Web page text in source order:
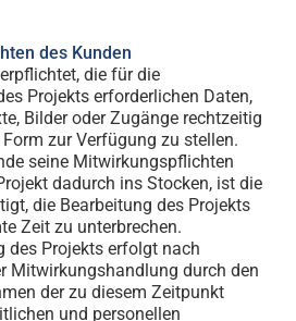
des Kunden
die für die
Projekts erforderlichen Daten,
Bilder oder Zugänge rechtzeitig
zur Verfügung zu stellen.
seine Mitwirkungspflichten
dadurch ins Stocken, ist die
die Bearbeitung des Projekts
Zeit zu unterbrechen.
des Projekts erfolgt nach
Mitwirkungshandlung durch den
der zu diesem Zeitpunkt
und personellen